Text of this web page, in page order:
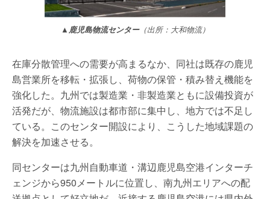
▲鹿児島物流センター（出所：大和物流）
在庫分散管理への需要が高まるなか、同社は既存の鹿児
島営業所を移転・拡張し、荷物の保管・積み替え機能を
強化した。九州では製造業・非製造業ともに設備投資が
活発だが、物流施設は都市部に集中し、地方では不足し
ている。このセンター開設により、こうした地域課題の
解決を加速させる。
同センターは九州自動車道・溝辺鹿児島空港インターチ
ェンジから950メートルに位置し、南九州エリアへの配